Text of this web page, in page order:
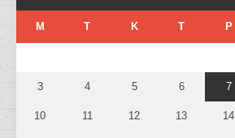
M T K T P
3 4 5 6 7
10 11 12 13 14